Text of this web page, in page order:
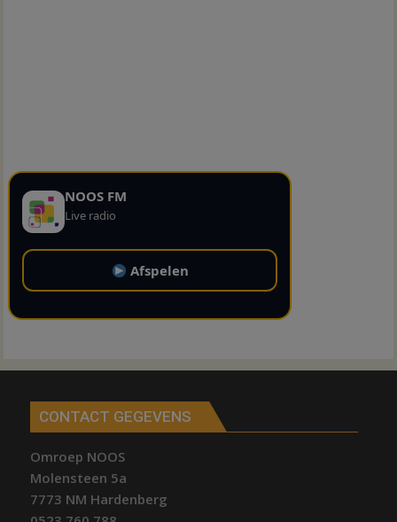
NOOS FM
Live radio
Afspelen
CONTACT GEGEVENS
Omroep NOOS
Molensteen 5a
7773 NM Hardenberg